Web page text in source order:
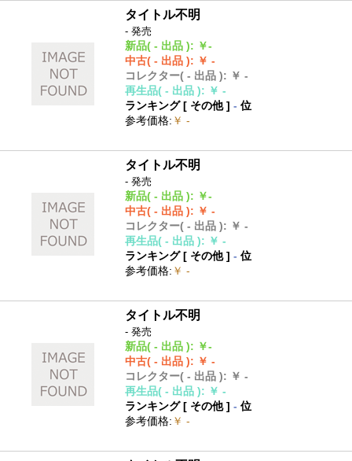
タイトル不明
- 発売
新品( - 出品 ): ￥-
中古( - 出品 ): ￥ -
コレクター( - 出品 ): ￥ -
再生品( - 出品 ): ￥ -
ランキング [ その他]- 位
参考価格: ￥ -
タイトル不明
- 発売
新品( - 出品 ): ￥-
中古( - 出品 ): ￥ -
コレクター( - 出品 ): ￥ -
再生品( - 出品 ): ￥ -
ランキング [ その他]- 位
参考価格: ￥ -
タイトル不明
- 発売
新品( - 出品 ): ￥-
中古( - 出品 ): ￥ -
コレクター( - 出品 ): ￥ -
再生品( - 出品 ): ￥ -
ランキング [ その他]- 位
参考価格: ￥ -